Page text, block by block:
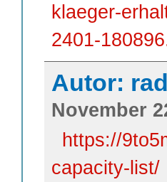
klaeger-
2401-
Autor:
November
https://
capacity-list/